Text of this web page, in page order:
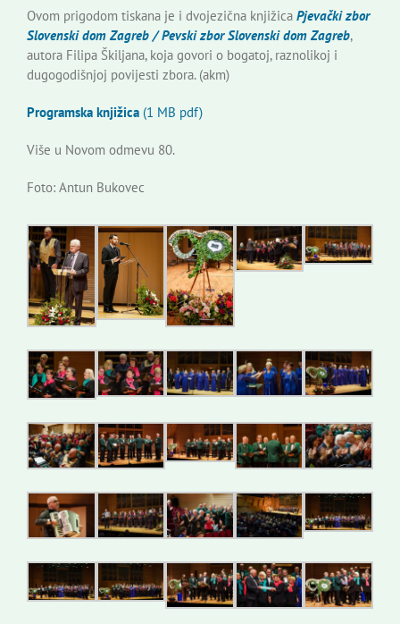
Ovom prigodom tiskana je i dvojezična knjižica Pjevački zbor
Slovenski dom Zagreb / Pevski zbor Slovenski dom Zagreb,
autora Filipa Škiljana, koja govori o bogatoj, raznolikoj i
dugogodišnjoj povijesti zbora. (akm)
Programska knjižica (1 MB pdf)
Više u Novom odmevu 80.
Foto: Antun Bukovec